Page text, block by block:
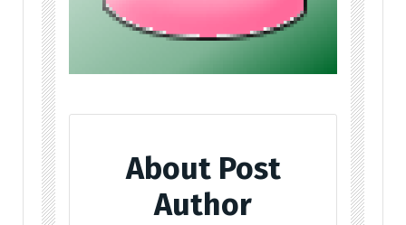
About Post
Author